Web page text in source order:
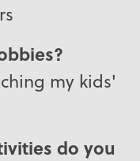
my kids'
do you